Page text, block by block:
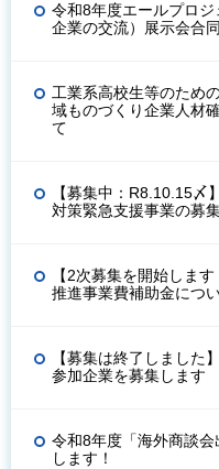
令和8年度エールプロ
企業の交流）展示会合
工業系高校生等のため
域ものづくり企業人材
て
【募集中：R8.10.15〆
対策緊急支援事業の募
【2次募集を開始しま
推進事業費補助金につ
【募集は終了しました
参加企業を募集します
令和8年度「海外商談
します！